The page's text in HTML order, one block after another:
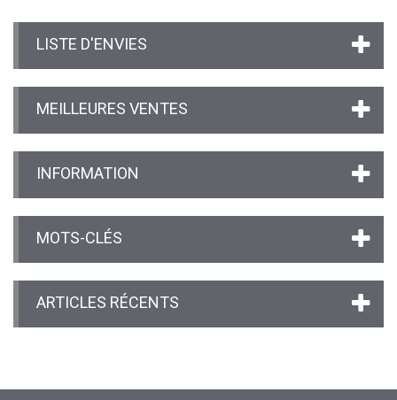
LISTE D'ENVIES
MEILLEURES VENTES
INFORMATION
MOTS-CLÉS
ARTICLES RÉCENTS